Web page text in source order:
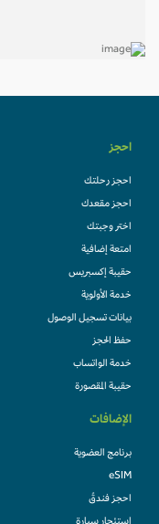
احجز
احجز رحلتك
احجز مقعدك
اختر وجبتك
امتعة إضافية
حقيبة إكسبريس
خدمة الأولوية
بيانات تسجيل الوصول
حفظ الحجز
خدمة الواتساب
حقيبة المقصورة
الإضافات
برنامج العضوية
eSIM
احجز فندقً